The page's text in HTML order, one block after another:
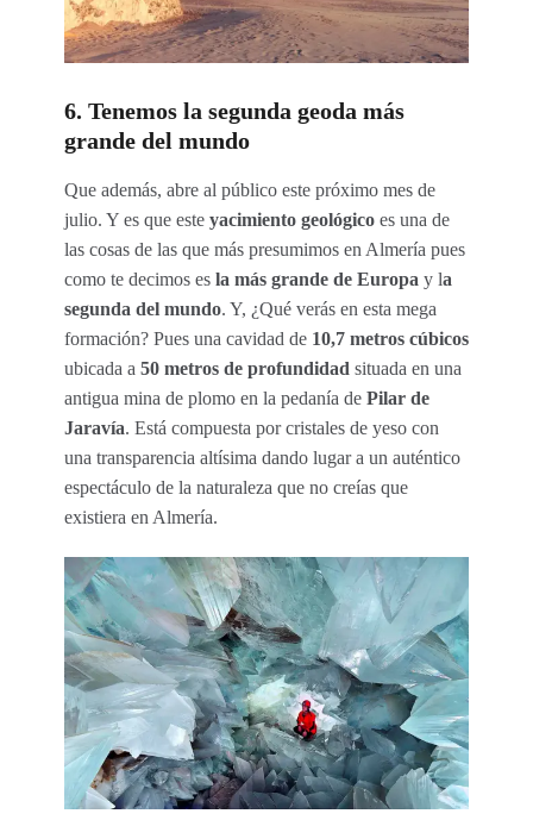
6. Tenemos la segunda geoda más
grande del mundo
Que además, abre al público este próximo mes de
julio. Y es que este yacimiento geológico es una de
las cosas de las que más presumimos en Almería pues
como te decimos es la más grande de Europa y la
segunda del mundo. Y, ¿Qué verás en esta mega
formación? Pues una cavidad de 10,7 metros cúbicos
ubicada a 50 metros de profundidad situada en una
antigua mina de plomo en la pedanía de Pilar de
Jaravía. Está compuesta por cristales de yeso con
una transparencia altísima dando lugar a un auténtico
espectáculo de la naturaleza que no creías que
existiera en Almería.